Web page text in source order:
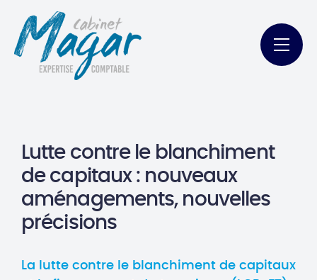
Lutte contre le blanchiment
de capitaux : nouveaux
aménagements, nouvelles
précisions
La lutte contre le blanchiment de capitaux